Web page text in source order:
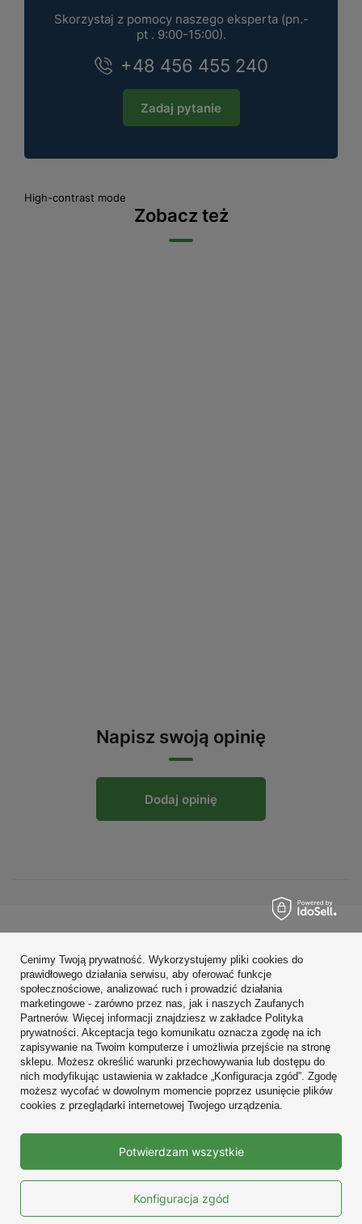
Skorzystaj z pomocy naszego eksperta (pn.-
pt . 9:00-15:00).
+48 456 455 240
Zadaj pytanie
High-contrast mode
Zobacz też
Napisz swoją opinię
Dodaj opinię
Konto
Regulaminy
Zobacz również
W sklepie prezentujemy ceny brutto (z VAT).
Cenimy Twoją prywatność. Wykorzystujemy pliki cookies do
prawidłowego działania serwisu, aby oferować funkcje
społecznościowe, analizować ruch i prowadzić działania
marketingowe - zarówno przez nas, jak i naszych Zaufanych
Partnerów. Więcej informacji znajdziesz w zakładce Polityka
prywatności. Akceptacja tego komunikatu oznacza zgodę na ich
zapisywanie na Twoim komputerze i umożliwia przejście na stronę
sklepu. Możesz określić warunki przechowywania lub dostępu do
nich modyfikując ustawienia w zakładce „Konfiguracja zgód”. Zgodę
możesz wycofać w dowolnym momencie poprzez usunięcie plików
cookies z przeglądarki internetowej Twojego urządzenia.
Konfiguracja zgód
Potwierdzam wszystkie